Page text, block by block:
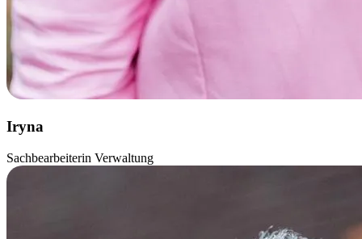
Iryna
Sachbearbeiterin Verwaltung